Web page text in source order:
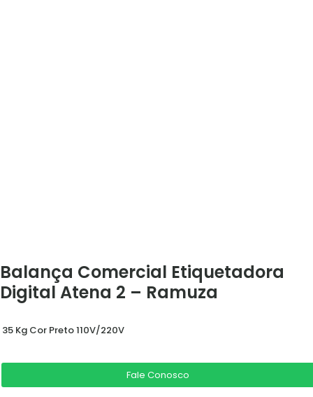
Balança Comercial Etiquetadora
Digital Atena 2 – Ramuza
35 Kg Cor Preto 110V/220V
Fale Conosco